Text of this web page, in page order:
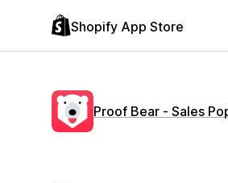
Shopify App Store
Proof Bear ‑ Sales